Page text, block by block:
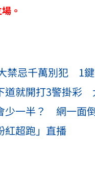
。
禁忌千萬別犯 1鍵
道就開打3警掛彩
少一半？ 網一面
超跑」直播